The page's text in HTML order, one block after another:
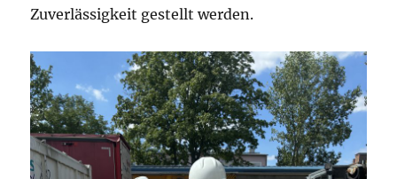
Zuverlässigkeit gestellt werden.